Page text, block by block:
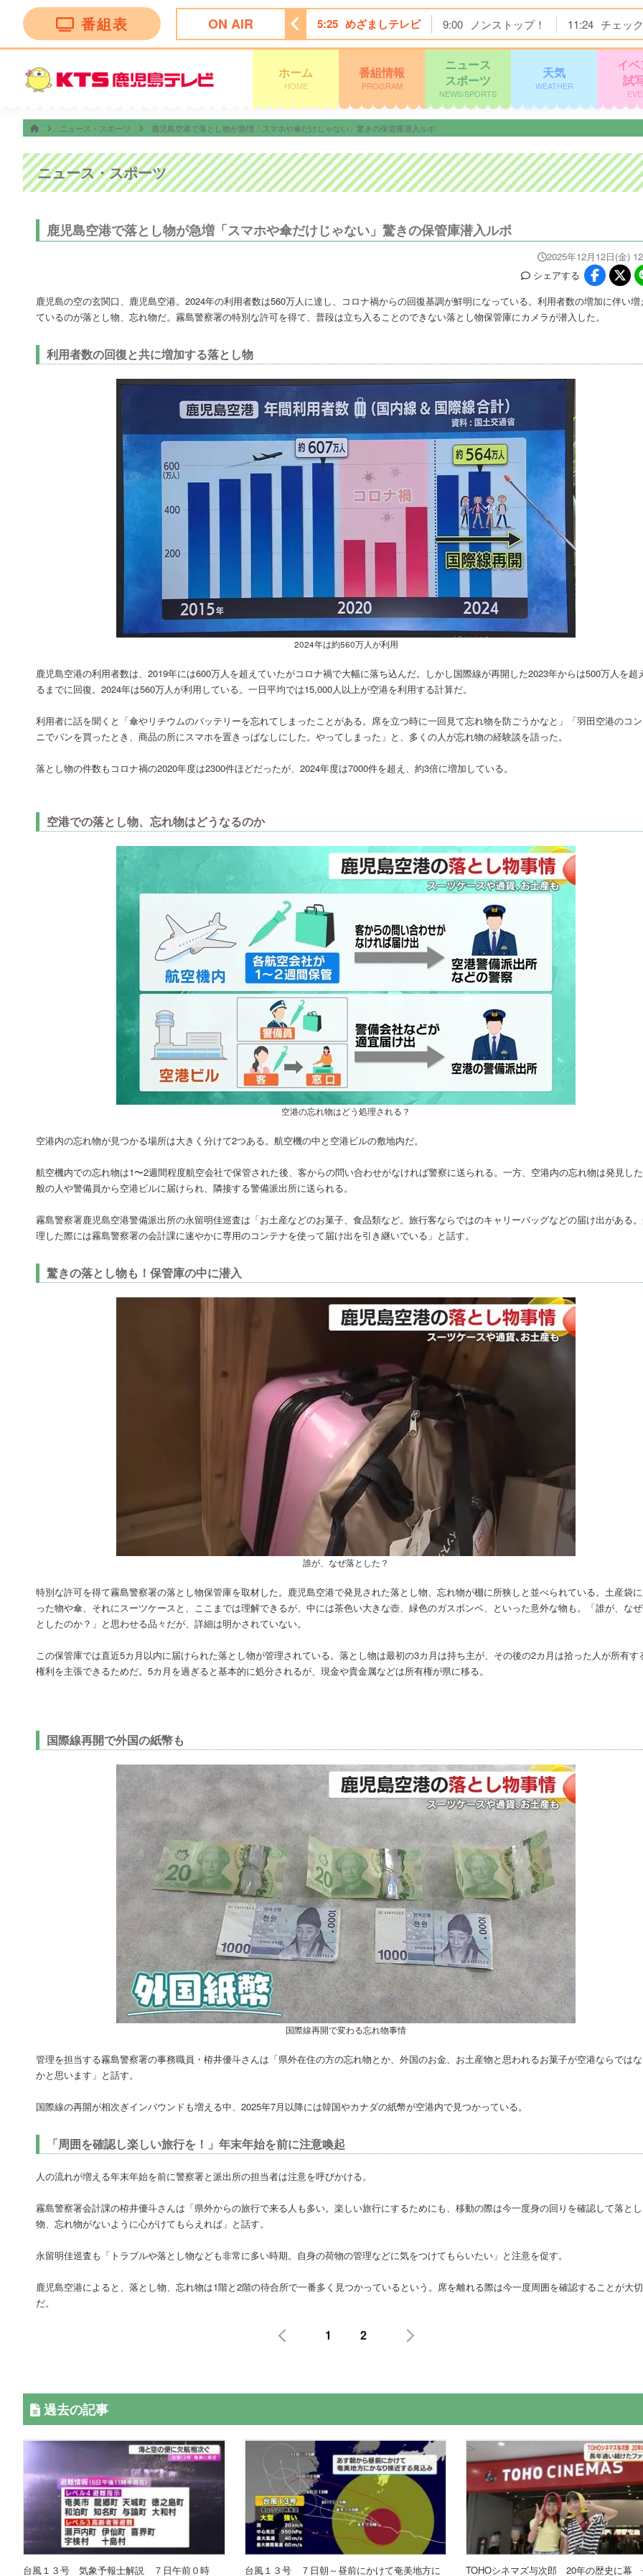
番組表 ON AIR
ピング 4:55 ビタブリッドジャパンテレビショッピング 5:25 めざましテレビ 9:00 ノンストップ！ 11:24 チェッ
ホーム
HOME
番組情報
PROGRAM
ニュース
スポーツ
NEWS/SPORTS
天気
WEATHER
イ
試
ニュース・スポーツ 鹿児島空港で落とし物が急増「スマホや傘だけじゃない」驚きの保管庫潜入ルポ
ニュース・スポーツ
鹿児島空港で落とし物が急増「スマホや傘だけじゃない」驚きの保管庫潜入ルポ
2025年12月12日(金)
シェアする
鹿児島の空の玄関口、鹿児島空港。2024年の利用者数は560万人に達し、コロナ禍からの回復基調が鮮明になっている。利用者数の増加に伴い増
ているのが落とし物、忘れ物だ。霧島警察署の特別な許可を得て、普段は立ち入ることのできない落とし物保管庫にカメラが潜入した。
利用者数の回復と共に増加する落とし物
2024年は約560万人が利用
鹿児島空港の利用者数は、2019年には600万人を超えていたがコロナ禍で大幅に落ち込んだ。しかし国際線が再開した2023年からは500万人を超
るまでに回復。2024年は560万人が利用している。一日平均では15,000人以上が空港を利用する計算だ。
利用者に話を聞くと「傘やリチウムのバッテリーを忘れてしまったことがある。席を立つ時に一回見て忘れ物を防ごうかなと」「羽田空港のコ
ニでパンを買ったとき、商品の所にスマホを置きっぱなしにした。やってしまった」と、多くの人が忘れ物の経験談を語った。
落とし物の件数もコロナ禍の2020年度は2300件ほどだったが、2024年度は7000件を超え、約3倍に増加している。
空港での落とし物、忘れ物はどうなるのか
空港の忘れ物はどう処理される？
空港内の忘れ物が見つかる場所は大きく分けて2つある。航空機の中と空港ビルの敷地内だ。
航空機内での忘れ物は1〜2週間程度航空会社で保管された後、客からの問い合わせがなければ警察に送られる。一方、空港内の忘れ物は発見し
般の人や警備員から空港ビルに届けられ、隣接する警備派出所に送られる。
霧島警察署鹿児島空港警備派出所の永留明佳巡査は「お土産などのお菓子、食品類など。旅行客ならではのキャリーバッグなどの届け出がある
理した際には霧島警察署の会計課に速やかに専用のコンテナを使って届け出を引き継いでいる」と話す。
驚きの落とし物も！保管庫の中に潜入
誰が、なぜ落とした？
特別な許可を得て霧島警察署の落とし物保管庫を取材した。鹿児島空港で発見された落とし物、忘れ物が棚に所狭しと並べられている。土産袋
った物や傘、それにスーツケースと、ここまでは理解できるが、中には茶色い大きな壺、緑色のガスボンベ、といった意外な物も。「誰が、な
としたのか？」と思わせる品々だが、詳細は明かされていない。
この保管庫では直近5カ月以内に届けられた落とし物が管理されている。落とし物は最初の3カ月は持ち主が、その後の2カ月は拾った人が所有す
権利を主張できるためだ。5カ月を過ぎると基本的に処分されるが、現金や貴金属などは所有権が県に移る。
国際線再開で外国の紙幣も
国際線再開で変わる忘れ物事情
管理を担当する霧島警察署の事務職員・栫井優斗さんは「県外在住の方の忘れ物とか、外国のお金、お土産物と思われるお菓子が空港ならでは
かと思います」と話す。
国際線の再開が相次ぎインバウンドも増える中、2025年7月以降には韓国やカナダの紙幣が空港内で見つかっている。
「周囲を確認し楽しい旅行を！」年末年始を前に注意喚起
人の流れが増える年末年始を前に警察署と派出所の担当者は注意を呼びかける。
霧島警察署会計課の栫井優斗さんは「県外からの旅行で来る人も多い。楽しい旅行にするためにも、移動の際は今一度身の回りを確認して落とし
物、忘れ物がないように心がけてもらえれば」と話す。
永留明佳巡査も「トラブルや落とし物なども非常に多い時期。自身の荷物の管理などに気をつけてもらいたい」と注意を促す。
鹿児島空港によると、落とし物、忘れ物は1階と2階の待合所で一番多く見つかっているという。席を離れる際は今一度周囲を確認することが大切
だ。
1 2
過去の記事
台風１３号 気象予報士解説 ７日午前０時 台風１３号 ７日朝～昼前にかけて奄美地方に TOHOシネマズ与次郎 20年の歴史に幕